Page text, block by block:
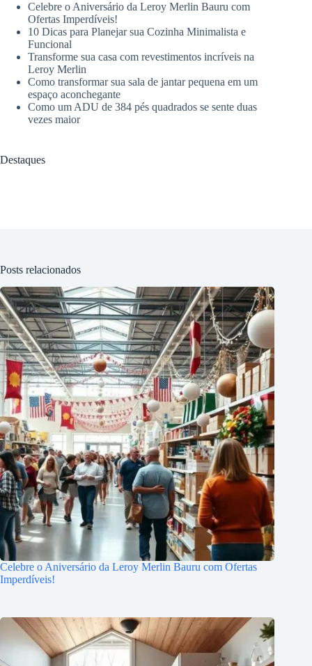
Celebre o Aniversário da Leroy Merlin Bauru com
Ofertas Imperdíveis!
10 Dicas para Planejar sua Cozinha Minimalista e
Funcional
Transforme sua casa com revestimentos incríveis na
Leroy Merlin
Como transformar sua sala de jantar pequena em um
espaço aconchegante
Como um ADU de 384 pés quadrados se sente duas
vezes maior
Destaques
Posts relacionados
Celebre o Aniversário da Leroy Merlin Bauru com Ofertas
Imperdíveis!